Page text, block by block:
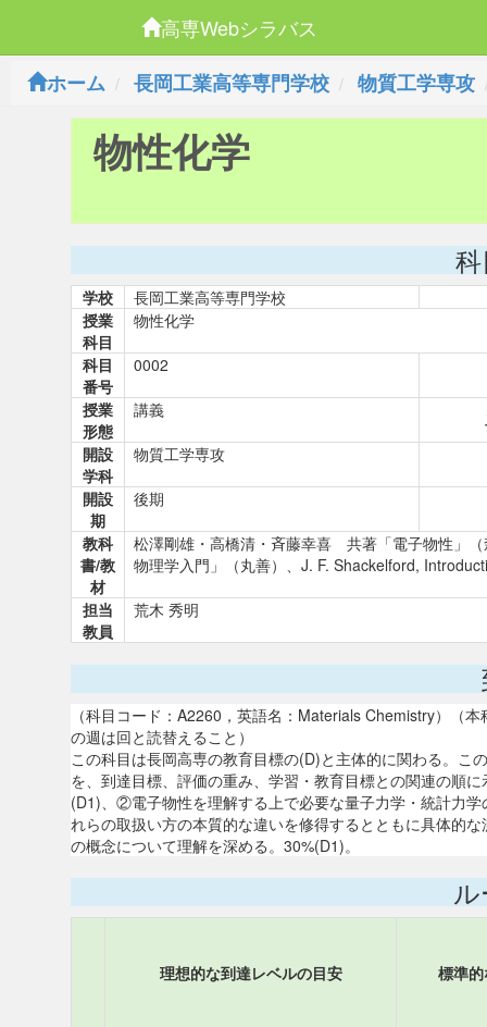
高専Webシラバス
ホーム
長岡工業高等専門学校 物質工学専攻
物性化学
学校
長岡工業高等専門学校
授業
科目
物性化学
科目
番号
0002
授業
形態
講義
開設
学科
物質工学専攻
開設
期
後期
教科
書/教
材
松澤剛雄・高橋清・斉藤幸喜 共著「電子物性」
物理学入門」（丸善）、J. F. Shackelford,
担当
教員
荒木 秀明
（科目コード：A2260，英語名：Materials Chemistry）（
の週は回と読替えること）
この科目は長岡高専の教育目標の(D)と主体的に関わる。こ
を、到達目標、評価の重み、学習・教育目標との関連の順
(D1)、②電子物性を理解する上で必要な量子力学・統計力
れらの取扱い方の本質的な違いを修得するとともに具体的
の概念について理解を深める。30%(D1)。
理想的な到達レベルの目安 標準